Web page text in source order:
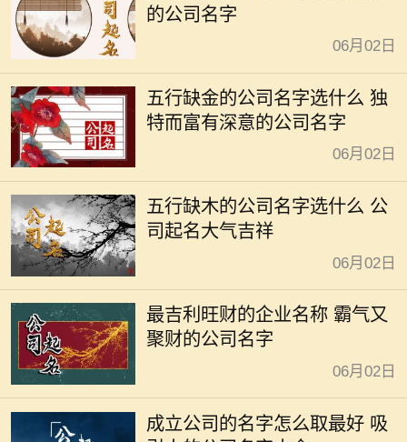
的公司名字
06月02日
五行缺金的公司名字选什么 独
特而富有深意的公司名字
06月02日
五行缺木的公司名字选什么 公
司起名大气吉祥
06月02日
最吉利旺财的企业名称 霸气又
聚财的公司名字
06月02日
成立公司的名字怎么取最好 吸